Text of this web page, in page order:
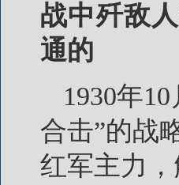
战中歼敌
通的
1930年
合击”的战
红军主力